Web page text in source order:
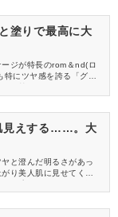
塗りで最高に大
ジが特長のrom＆nd(ロ
にツヤ感を誇る「グラ
♡
見えする……。大
と澄んだ明るさがあっ
り美人肌に見せてくれ
力をレビューしますね